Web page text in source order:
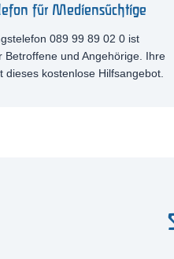
für Mediensüchtige
089 99 89 02 0 ist
Betroffene und Angehörige. Ihre
dieses kostenlose Hilfsangebot.